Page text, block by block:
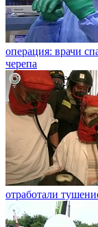
операция: врачи
черепа
отработали